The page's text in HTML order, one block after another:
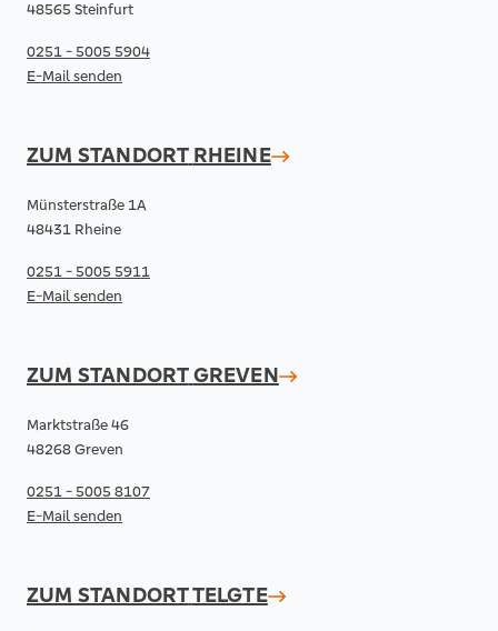
48565 Steinfurt
0251 - 5005 5904
E-Mail senden
ZUM STANDORT RHEINE
Münsterstraße 1A
48431 Rheine
0251 - 5005 5911
E-Mail senden
ZUM STANDORTGREVEN
Marktstraße 46
48268 Greven
0251 - 5005 8107
E-Mail senden
ZUM STANDORTTELGTE